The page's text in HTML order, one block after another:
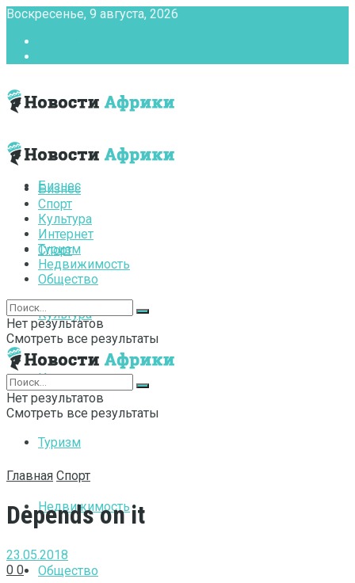
Воскресенье, 9 августа, 2026
Бизнес
Спорт
Культура
Интернет
Туризм
Недвижимость
Общество
Бизнес
Спорт
Культура
Интернет
Туризм
Недвижимость
Общество
Нет результатов
Смотреть все результаты
Нет результатов
Смотреть все результаты
Главная Спорт
Depends on it
23.05.2018
0 0